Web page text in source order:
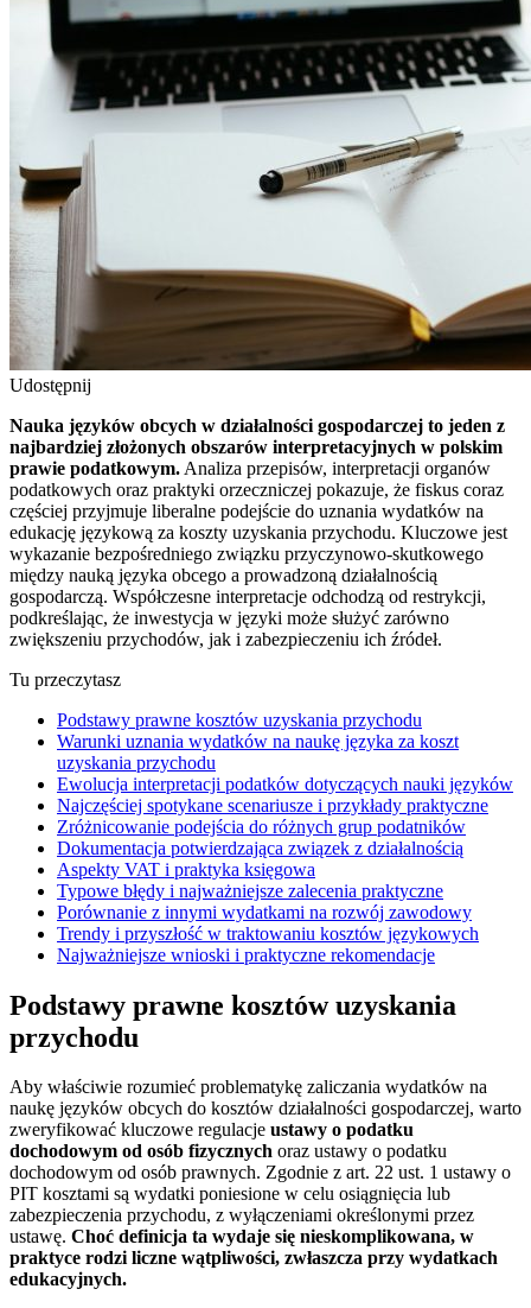
Udostępnij
Nauka języków obcych w działalności gospodarczej to jeden z
najbardziej złożonych obszarów interpretacyjnych w polskim
prawie podatkowym. Analiza przepisów, interpretacji organów
podatkowych oraz praktyki orzeczniczej pokazuje, że fiskus coraz
częściej przyjmuje liberalne podejście do uznania wydatków na
edukację językową za koszty uzyskania przychodu. Kluczowe jest
wykazanie bezpośredniego związku przyczynowo-skutkowego
między nauką języka obcego a prowadzoną działalnością
gospodarczą. Współczesne interpretacje odchodzą od restrykcji,
podkreślając, że inwestycja w języki może służyć zarówno
zwiększeniu przychodów, jak i zabezpieczeniu ich źródeł.
Tu przeczytasz
Podstawy prawne kosztów uzyskania przychodu
Warunki uznania wydatków na naukę języka za koszt
uzyskania przychodu
Ewolucja interpretacji podatków dotyczących nauki języków
Najczęściej spotykane scenariusze i przykłady praktyczne
Zróżnicowanie podejścia do różnych grup podatników
Dokumentacja potwierdzająca związek z działalnością
Aspekty VAT i praktyka księgowa
Typowe błędy i najważniejsze zalecenia praktyczne
Porównanie z innymi wydatkami na rozwój zawodowy
Trendy i przyszłość w traktowaniu kosztów językowych
Najważniejsze wnioski i praktyczne rekomendacje
Podstawy prawne kosztów uzyskania
przychodu
Aby właściwie rozumieć problematykę zaliczania wydatków na
naukę języków obcych do kosztów działalności gospodarczej, warto
zweryfikować kluczowe regulacje ustawy o podatku
dochodowym od osób fizycznych oraz ustawy o podatku
dochodowym od osób prawnych. Zgodnie z art. 22 ust. 1 ustawy o
PIT kosztami są wydatki poniesione w celu osiągnięcia lub
zabezpieczenia przychodu, z wyłączeniami określonymi przez
ustawę. Choć definicja ta wydaje się nieskomplikowana, w
praktyce rodzi liczne wątpliwości, zwłaszcza przy wydatkach
edukacyjnych.